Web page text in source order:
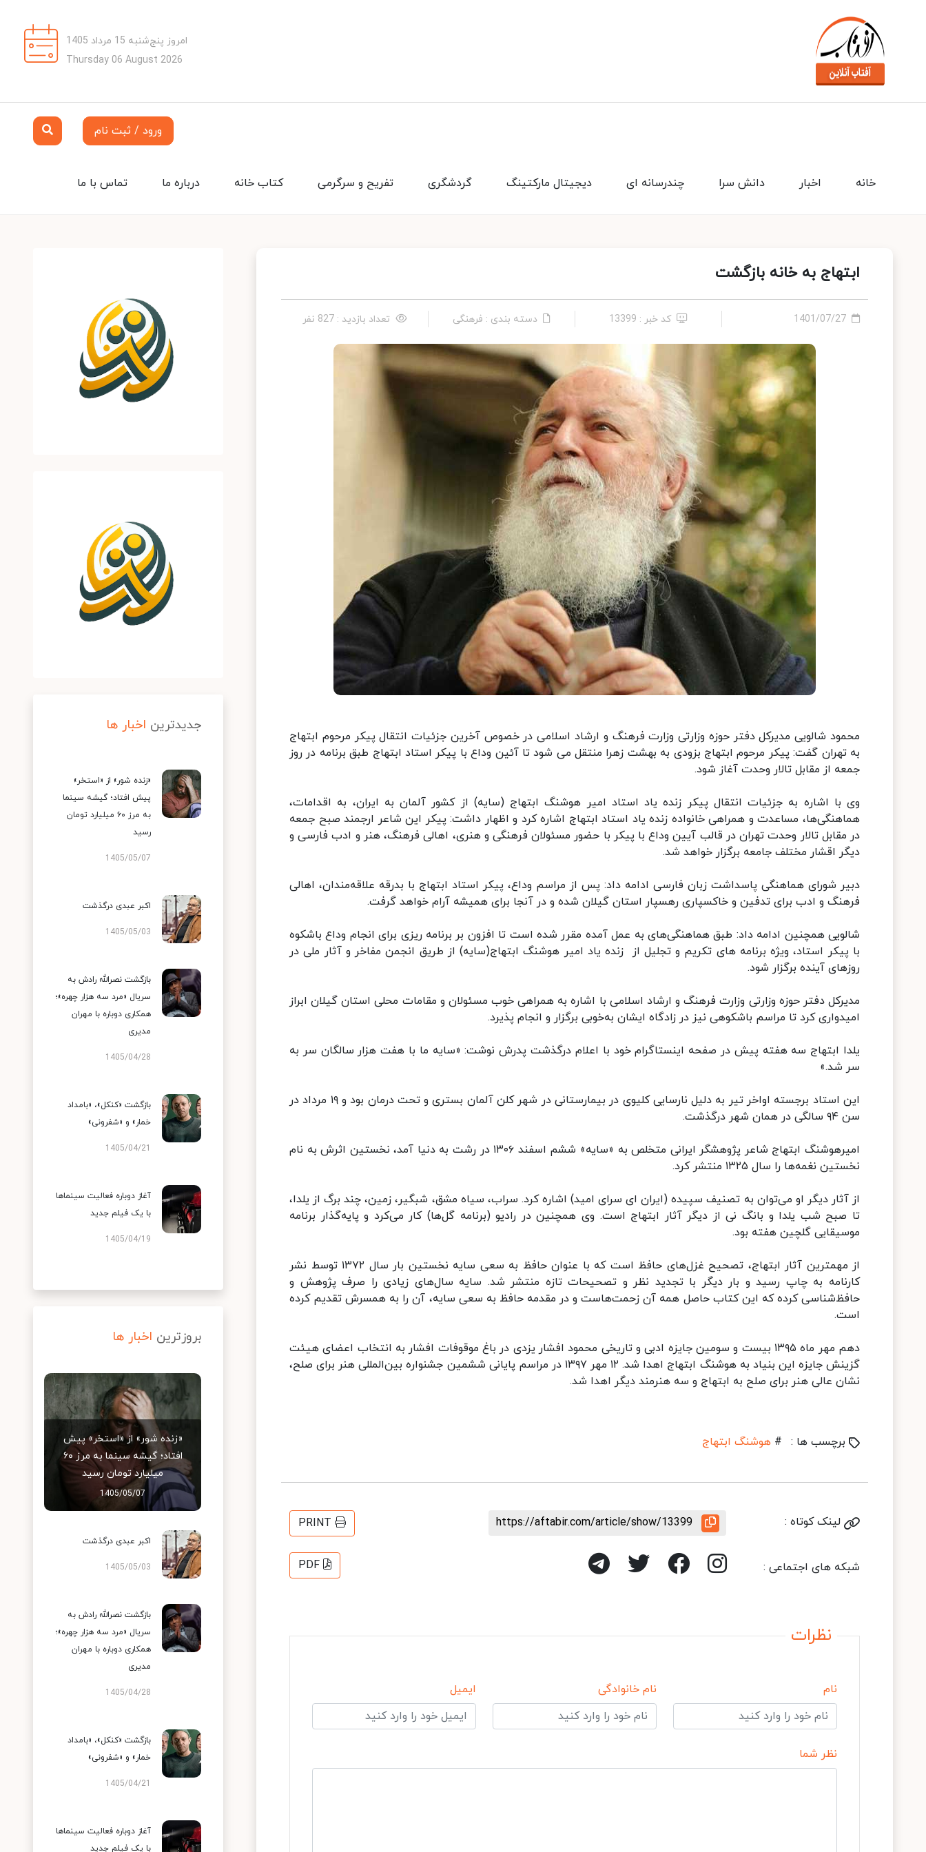
امروز پنج‌شنبه 15 مرداد 1405
Thursday 06 August 2026
ورود / ثبت نام
تماس با ما درباره ما کتاب خانه تفریح و سرگرمی گردشگری دیجیتال مارکتینگ چندرسانه ای دانش سرا اخبار خانه
ابتهاج به خانه بازگشت
1401/07/27 کد خبر : 13399 دسته بندی : فرهنگی تعداد بازدید : 827 نفر
محمود شالویی مدیرکل دفتر حوزه وزارتی وزارت فرهنگ و ارشاد اسلامی در خصوص آخرین جزئیات انتقال پیکر مرحوم ابتهاج
به تهران گفت: پیکر مرحوم ابتهاج بزودی به بهشت زهرا منتقل می شود تا آئین وداع با پیکر استاد ابتهاج طبق برنامه در روز
جمعه از مقابل تالار وحدت آغاز شود.
وی با اشاره به جزئیات انتقال پیکر زنده یاد استاد امیر هوشنگ ابتهاج (سایه) از کشور آلمان به ایران، به اقدامات،
هماهنگی‌ها، مساعدت و همراهی خانواده زنده یاد استاد ابتهاج اشاره کرد و اظهار داشت: پیکر این شاعر ارجمند صبح جمعه
در مقابل تالار وحدت تهران در قالب آیین وداع با پیکر با حضور مسئولان فرهنگی و هنری، اهالی فرهنگ، هنر و ادب فارسی و
دیگر اقشار مختلف جامعه برگزار خواهد شد.
دبیر شورای هماهنگی پاسداشت زبان فارسی ادامه داد: پس از مراسم وداع، پیکر استاد ابتهاج با بدرقه علاقه‌مندان، اهالی
فرهنگ و ادب برای تدفین و خاکسپاری رهسپار استان گیلان شده و در آنجا برای همیشه آرام خواهد گرفت.
شالویی همچنین ادامه داد: طبق هماهنگی‌های به عمل آمده مقرر شده است تا افزون بر برنامه ریزی برای انجام وداع باشکوه
با پیکر استاد، ویژه برنامه های تکریم و تجلیل از زنده یاد امیر هوشنگ ابتهاج(سایه) از طریق انجمن مفاخر و آثار ملی در
روزهای آینده برگزار شود.
مدیرکل دفتر حوزه وزارتی وزارت فرهنگ و ارشاد اسلامی با اشاره به همراهی خوب مسئولان و مقامات محلی استان گیلان ابراز
امیدواری کرد تا مراسم باشکوهی نیز در زادگاه ایشان به‌خوبی برگزار و انجام پذیرد.
یلدا ابتهاج سه هفته پیش در صفحه اینستاگرام خود با اعلام درگذشت پدرش نوشت: «سایه ما با هفت هزار سالگان سر به
سر شد.»
این استاد برجسته اواخر تیر به دلیل نارسایی کلیوی در بیمارستانی در شهر کلن آلمان بستری و تحت درمان بود و ۱۹ مرداد در
سن ۹۴ سالگی در همان شهر درگذشت.
امیرهوشنگ ابتهاج شاعر پژوهشگر ایرانی متخلص به «سایه» ششم اسفند ۱۳۰۶ در رشت به دنیا آمد، نخستین اثرش به نام
نخستین نغمه‌ها را سال ۱۳۲۵ منتشر کرد.
از آثار دیگر او می‌توان به تصنیف سپیده (ایران ای سرای امید) اشاره کرد. سراب، سیاه مشق، شبگیر، زمین، چند برگ از یلدا،
تا صبح شب یلدا و بانگ نی از دیگر آثار ابتهاج است. وی همچنین در رادیو (برنامه گل‌ها) کار می‌کرد و پایه‌گذار برنامه
موسیقایی گلچین هفته بود.
از مهمترین آثار ابتهاج، تصحیح غزل‌های حافظ است که با عنوان حافظ به سعی سایه نخستین بار سال ۱۳۷۲ توسط نشر
کارنامه به چاپ رسید و بار دیگر با تجدید نظر و تصحیحات تازه منتشر شد. سایه سال‌های زیادی را صرف پژوهش و
حافظ‌شناسی کرده که این کتاب حاصل همه آن زحمت‌هاست و در مقدمه حافظ به سعی سایه، آن را به همسرش تقدیم کرده
‌است.
دهم مهر ماه ۱۳۹۵ بیست و سومین جایزه ادبی و تاریخی محمود افشار یزدی در باغ موقوفات افشار به انتخاب اعضای هیئت
گزینش جایزه این بنیاد به هوشنگ ابتهاج اهدا شد. ۱۲ مهر ۱۳۹۷ در مراسم پایانی ششمین جشنواره بین‌المللی هنر برای صلح،
نشان عالی هنر برای صلح به ابتهاج و سه هنرمند دیگر اهدا شد.
برچسب ها : # هوشنگ ابتهاج
لینک کوتاه : https://aftabir.com/article/show/13399
PRINT
شبکه های اجتماعی : PDF
نظرات
نام نام خانوادگی ایمیل
نظر شما
جدیدترین اخبار ها
«زنده شور» از «استخر»
پیش افتاد؛ گیشه سینما
به مرز ۶۰ میلیارد تومان
رسید
1405/05/07
اکبر عبدی درگذشت
1405/05/03
بازگشت نصرالله رادش به
سریال «مرد سه هزار چهره»؛
همکاری دوباره با مهران
مدیری
1405/04/28
بازگشت «کنکل»، «بامداد
خمار» و «شفرونی»
1405/04/21
آغاز دوباره فعالیت سینماها
با یک فیلم جدید
1405/04/19
بروزترین اخبار ها
«زنده شور» از «استخر» پیش
افتاد؛ گیشه سینما به مرز ۶۰
میلیارد تومان رسید
1405/05/07
اکبر عبدی درگذشت
1405/05/03
بازگشت نصرالله رادش به
سریال «مرد سه هزار چهره»؛
همکاری دوباره با مهران
مدیری
1405/04/28
بازگشت «کنکل»، «بامداد
خمار» و «شفرونی»
1405/04/21
آغاز دوباره فعالیت سینماها
با یک فیلم جدید